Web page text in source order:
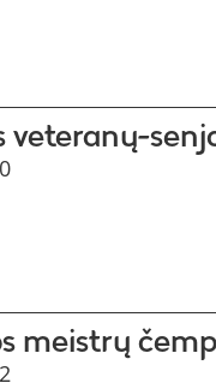
veteranų-
meistrų